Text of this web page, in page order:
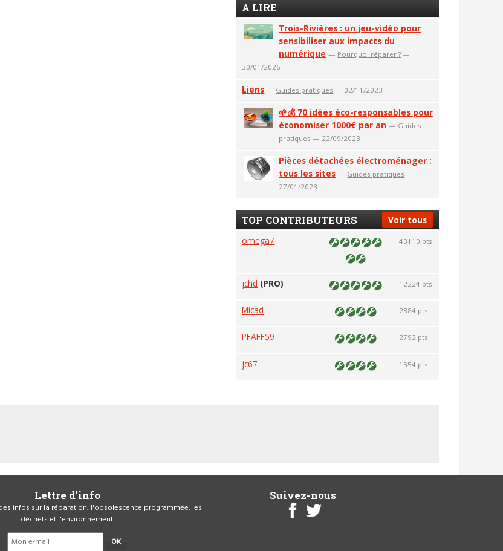
A LIRE
Trois-Rivières : un jeu-vidéo pour
sensibiliser aux impacts du
numérique — Pourquoi réparer ? —
30/01/2026
Liens — Guides pratiques — 02/11/2023
🌱💰 70 idées éco-responsables pour
économiser 1000€ par an — Guides
pratiques — 22/09/2023
Pièces détachées électroménager :
tous les sites — Guides pratiques —
27/01/2023
Voir tous
TOP CONTRIBUTEURS
omega7 43110 pts
jchd (PRO) 12224 pts
Micad 2884 pts
PFAFF59 2792 pts
jc67 1554 pts
Lettre d'info
infos sur la réparation, l'obsolescence programmée, les
déchets et l'environnement.
OK
Suivez-nous